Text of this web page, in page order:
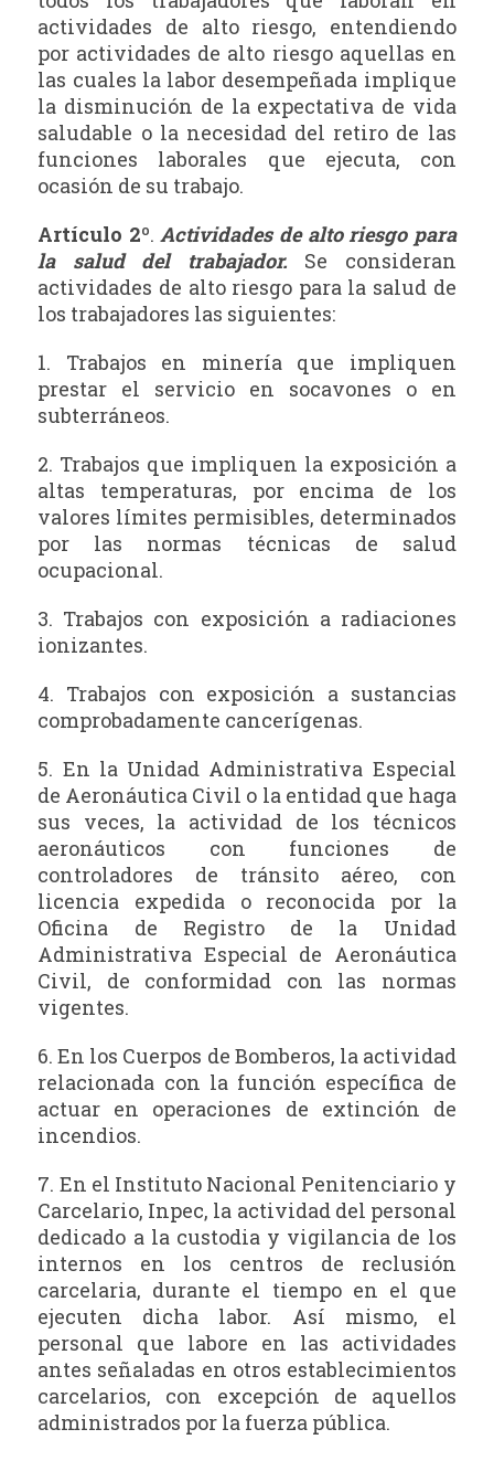
actividades de alto riesgo, entendiendo
por actividades de alto riesgo aquellas en
las cuales la labor desempeñada implique
la disminución de la expectativa de vida
saludable o la necesidad del retiro de las
funciones laborales que ejecuta, con
ocasión de su trabajo.
Artículo 2º.Actividades de alto riesgo para
la salud del trabajador.
Se consideran
actividades de alto riesgo para la salud de
los trabajadores las siguientes:
1. Trabajos en minería que impliquen
prestar el servicio en socavones o en
subterráneos.
2. Trabajos que impliquen la exposición a
altas temperaturas, por encima de los
valores límites permisibles, determinados
por las normas técnicas de salud
ocupacional.
3. Trabajos con exposición a radiaciones
ionizantes.
4. Trabajos con exposición a sustancias
comprobadamente cancerígenas.
5. En la Unidad Administrativa Especial
de Aeronáutica Civil o la entidad que haga
sus veces, la actividad de los técnicos
aeronáuticos con funciones de
controladores de tránsito aéreo, con
licencia expedida o reconocida por la
Oficina de Registro de la Unidad
Administrativa Especial de Aeronáutica
Civil, de conformidad con las normas
vigentes.
6. En los Cuerpos de Bomberos, la actividad
relacionada con la función específica de
actuar en operaciones de extinción de
incendios.
7. En el Instituto Nacional Penitenciario y
Carcelario, Inpec, la actividad del personal
dedicado a la custodia y vigilancia de los
internos en los centros de reclusión
carcelaria, durante el tiempo en el que
ejecuten dicha labor. Así mismo, el
personal que labore en las actividades
antes señaladas en otros establecimientos
carcelarios, con excepción de aquellos
administrados por la fuerza pública.